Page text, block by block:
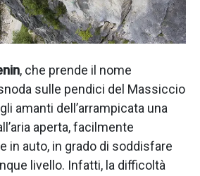
, che prende il nome
sulle pendici del Massiccio
amanti dell’arrampicata una
aperta, facilmente
in auto, in grado di soddisfare
livello. Infatti, la difficoltà